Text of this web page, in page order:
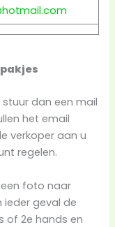
dan een mail
het email
verkoper aan u
regelen.
een foto naar
ieder geval de
of 2e hands en